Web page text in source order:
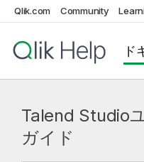
Qlik.com Community
ド
Talend Studio
ガイド